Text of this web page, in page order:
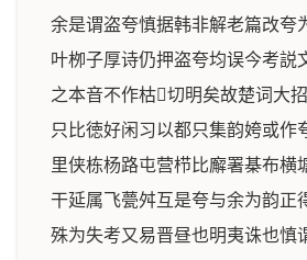
余是谓盗夸慎据韩非解老篇改夸
叶栁子厚诗仍押盗夸均误今考説
之本音不作枯切明矣故楚词大
只比徳好闲习以都只集韵姱或作
里侠栋杨路屯营栉比廨署棊布横
干延属飞甍舛互是夸与余为韵正
殊为失考又易晋昼也明夷诛也慎